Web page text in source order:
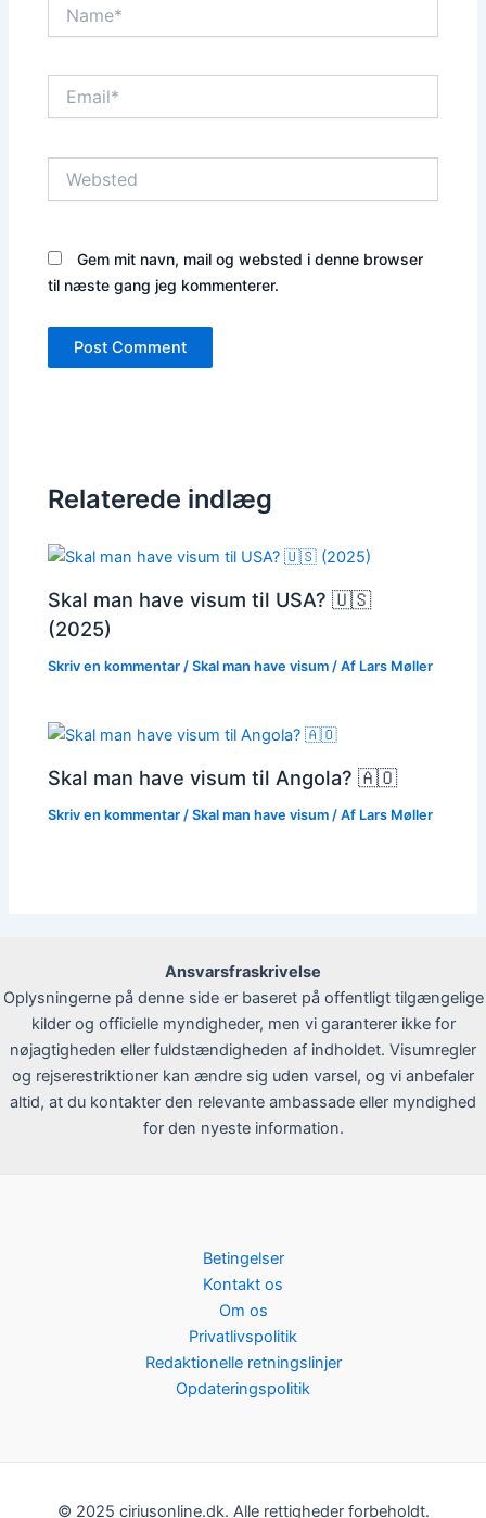
Gem mit navn, mail og websted i denne browser
til næste gang jeg kommenterer.
Relaterede indlæg
Skal man have visum til USA? 🇺🇸
(2025)
Skriv en kommentar /Skal man have visum / Af Lars Møller
Skal man have visum til Angola? 🇦🇴
Skriv en kommentar /Skal man have visum / Af Lars Møller
Ansvarsfraskrivelse
Oplysningerne på denne side er baseret på offentligt tilgængelige
kilder og officielle myndigheder, men vi garanterer ikke for
nøjagtigheden eller fuldstændigheden af indholdet. Visumregler
og rejserestriktioner kan ændre sig uden varsel, og vi anbefaler
altid, at du kontakter den relevante ambassade eller myndighed
for den nyeste information.
Betingelser
Kontakt os
Om os
Privatlivspolitik
Redaktionelle retningslinjer
Opdateringspolitik
© 2025 ciriusonline.dk. Alle rettigheder forbeholdt.